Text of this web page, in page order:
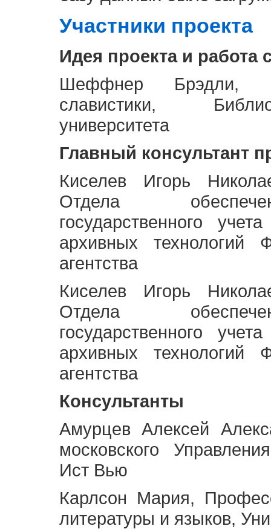
Участники проекта
Идея проекта и работа
Шеффнер Брэдли,
славистики,
университета
Главный консультант
Киселев Игорь
Отдела
государственного
архивных технологий
агентства
Киселев Игорь
Отдела
государственного
архивных технологий
агентства
Консультанты
Амурцев Алексей
московского
Ист Вью
Карлсон Мария,
литературы и языков,